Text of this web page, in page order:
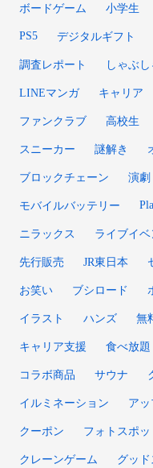
ボードゲーム 小学生
PS5 デジタルギフト
調査レポート しゃぶ
LINEマンガ キャリア
ファンクラブ 高校生
スニーカー 謎解き
ブロックチェーン 演劇
モバイルバッテリー
ニラックス ライブイベ
先行販売 JR東日本
お笑い ブシロード
イラスト ハンズ 無
キャリア支援 食べ放題
コラボ商品 サウナ
イルミネーション ア
クーポン フォトスポッ
クレーンゲーム グッ